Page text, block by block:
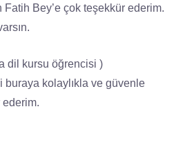
Bey’e çok teşekkür ederim.
dil kursu öğrencisi )
buraya kolaylıkla ve güvenle